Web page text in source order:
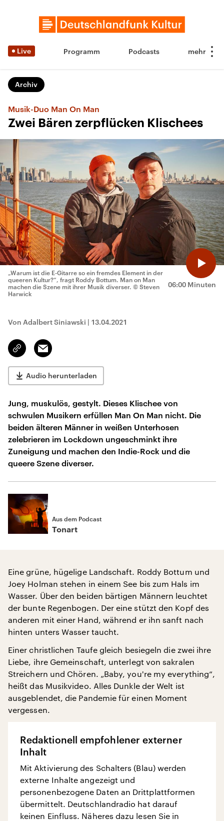
Live Programm Podcasts
Archiv
Musik-Duo Man On Man
Zwei Bären zerpflücken Klischees
06:00 Minuten
„Warum ist die E-Gitarre so ein fremdes Element in der
queeren Kultur?“, fragt Roddy Bottum. Man on Man
machen die Szene mit ihrer Musik diverser. © Steven
Harwick
Von Adalbert Siniawski | 13.04.2021
Link
kopieren/teilen
Email
Audio herunterladen
Jung, muskulös, gestylt. Dieses Klischee von
schwulen Musikern erfüllen Man On Man nicht. Die
beiden älteren Männer in weißen Unterhosen
zelebrieren im Lockdown ungeschminkt ihre
Zuneigung und machen den Indie-Rock und die
queere Szene diverser.
Aus dem Podcast
Tonart
Eine grüne, hügelige Landschaft. Roddy Bottum und
Joey Holman stehen in einem See bis zum Hals im
Wasser. Über den beiden bärtigen Männern leuchtet
der bunte Regenbogen. Der eine stützt den Kopf des
anderen mit einer Hand, während er ihn sanft nach
hinten unters Wasser taucht.
Einer christlichen Taufe gleich besiegeln die zwei ihre
Liebe, ihre Gemeinschaft, unterlegt von sakralen
Streichern und Chören. „Baby, you're my everything“,
heißt das Musikvideo. Alles Dunkle der Welt ist
ausgeblendet, die Pandemie für einen Moment
vergessen.
Redaktionell empfohlener externer
Inhalt
Mit Aktivierung des Schalters (Blau) werden
externe Inhalte angezeigt und
personenbezogene Daten an Drittplattformen
übermittelt. Deutschlandradio hat darauf
keinen Einfluss. Näheres dazu lesen Sie in